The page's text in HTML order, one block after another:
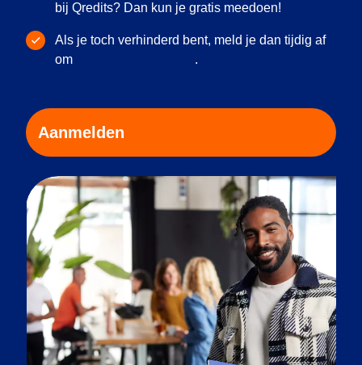
bij Qredits? Dan kun je gratis meedoen!
Als je toch verhinderd bent, meld je dan tijdig af
om
.
Aanmelden